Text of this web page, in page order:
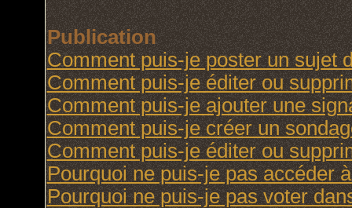
Publication
Comment puis-je poster un sujet
Comment puis-je éditer ou
Comment puis-je ajouter une
Comment puis-je créer un
Comment puis-je éditer ou
Pourquoi ne puis-je pas accéder
Pourquoi ne puis-je pas voter